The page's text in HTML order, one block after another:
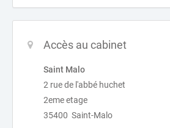
Accès au cabinet
Saint Malo
2 rue de l'abbé huchet
2eme etage
35400 Saint-Malo